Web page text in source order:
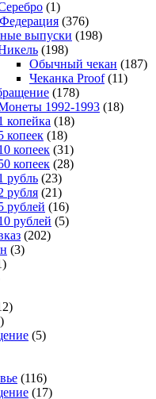
(1)
(376)
выпуски (198)
(198)
Обычный чекан (187)
Чеканка Proof(11)
(178)
1992-1993 (18)
копейка (18)
копеек (18)
копеек (31)
копеек (28)
рубль (23)
рубля (21)
рублей (16)
рублей (5)
(202)
(3)
(5)
(116)
(17)